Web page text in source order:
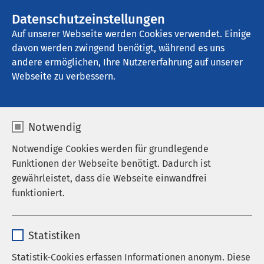
Datenschutzeinstellungen
Auf unserer Webseite werden Cookies verwendet. Einige
davon werden zwingend benötigt, während es uns
andere ermöglichen, Ihre Nutzererfahrung auf unserer
Webseite zu verbessern.
Notwendig
Notwendige Cookies werden für grundlegende
Funktionen der Webseite benötigt. Dadurch ist
gewährleistet, dass die Webseite einwandfrei
funktioniert.
Anbieter sgalinski
Statistiken
Statistik-Cookies erfassen Informationen anonym. Diese
AMEOS Eingliederung Heiligenhafen
Medizinproduktesicherh
eit
Beauftragter für
Medizinproduktesicherheit
Gem. § 6 MPBetrV muss jede